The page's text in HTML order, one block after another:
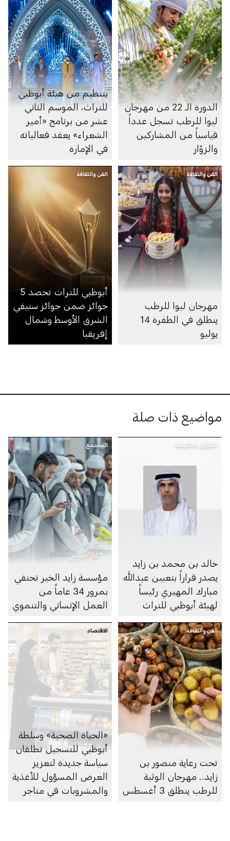
الدورة الـ 22 من مهرجان
ليوا للرطب تسجل عدداً
قياسياً من المشاركين
والزوّار
بتنظيم من هيئة أبوظبي
للتراث، الموسم الثاني
عشر من برنامج «أمير
الشعراء» يعقد فعالياته
في الإمارة
الفن والثقافة
مهرجان ليوا للرطب
ينطلق في الظفرة 14
يوليو
الفن والثقافة
أبوظبي للتراث تحصد 5
جوائز ضمن جوائز ستيفي
الشرق الأوسط وشمال
إفريقيا
مواضيع ذات صلة
الشؤون الحكومية
خالد بن محمد بن زايد
يصدر قراراً بتعيين عبدالله
مبارك المهيري رئيساً
لهيئة أبوظبي للتراث
المجتمع
مؤسسة زايد الخير تحتفي
بمرور 34 عاماً من
العمل الإنساني والتنموي
الفن والثقافة
تحت رعاية منصور بن
زايد.. مهرجان الوثبة
للرطب ينطلق 3 أغسطس
الاقتصاد
«الحياة الصحية» وسلطة
أبوظبي للتسجيل تطلقان
سياسة جديدة لتعزيز
العرض المسؤول للأغذية
والمشروبات في متاجر